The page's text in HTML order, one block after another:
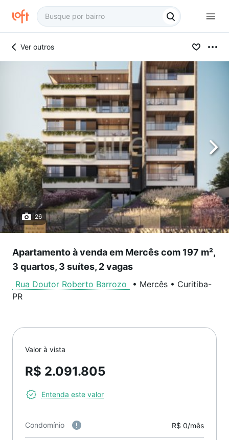
Ver outros
26
Apartamento à venda em Mercês com 197 m²,
3 quartos, 3 suítes, 2 vagas
Rua Doutor Roberto Barrozo • Mercês • Curitiba-
PR
Valor à vista
R$ 2.091.805
Entenda este valor
Condomínio R$ 0/mês